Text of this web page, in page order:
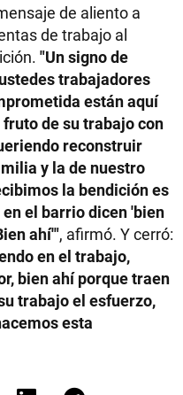
de aliento a
de trabajo al
"Un signo de
trabajadores
están aquí
de su trabajo con
reconstruir
y la de nuestro
la bendición es
el barrio dicen 'bien
ahí'", afirmó. Y cerró:
en el trabajo,
bien ahí porque traen
trabajo el esfuerzo,
esta